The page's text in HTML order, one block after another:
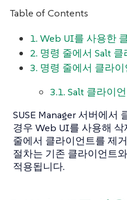
Table of Contents
1. Web UI를 사용한
2. 명령 줄에서 Salt
3. 명령 줄에서 클라
3.1. Salt 클라이
SUSE Manager 서버에서
경우 Web UI를 사용해
줄에서 클라이언트를 제
절차는 기존 클라이언트
적용됩니다.